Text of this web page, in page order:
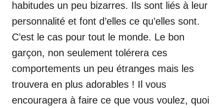
habitudes un peu bizarres. Ils sont liés à leur
personnalité et font d’elles ce qu’elles sont.
C’est le cas pour tout le monde. Le bon
garçon, non seulement tolérera ces
comportements un peu étranges mais les
trouvera en plus adorables ! Il vous
encouragera à faire ce que vous voulez, quoi